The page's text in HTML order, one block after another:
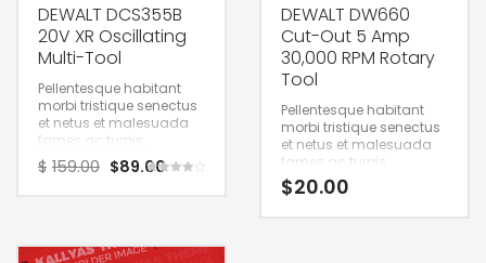
DEWALT DCS355B
20V XR Oscillating
Multi-Tool
Pellentesque habitant
morbi tristique senectus
et netus et malesuada
fames ac turpis.
$ 159.00 $89.00
DEWALT DW660
Cut-Out 5 Amp
30,000 RPM Rotary
Tool
Pellentesque habitant
morbi tristique senectus
et netus et malesuada
fames ac turpis.
$20.00